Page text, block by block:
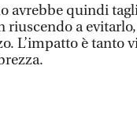
avrebbe quindi
riuscendo a
L’impatto è tanto